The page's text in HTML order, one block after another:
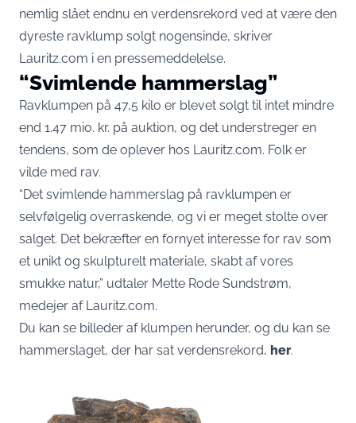
nemlig slået endnu en verdensrekord ved at være den
dyreste ravklump solgt nogensinde, skriver
Lauritz.com i en pressemeddelelse.
“Svimlende hammerslag”
Ravklumpen på 47,5 kilo er blevet solgt til intet mindre
end 1.47 mio. kr. på auktion, og det understreger en
tendens, som de oplever hos Lauritz.com. Folk er
vilde med rav.
“Det svimlende hammerslag på ravklumpen er
selvfølgelig overraskende, og vi er meget stolte over
salget. Det bekræfter en fornyet interesse for rav som
et unikt og skulpturelt materiale, skabt af vores
smukke natur,” udtaler Mette Rode Sundstrøm,
medejer af Lauritz.com.
Du kan se billeder af klumpen herunder, og du kan se
hammerslaget, der har sat verdensrekord, her.